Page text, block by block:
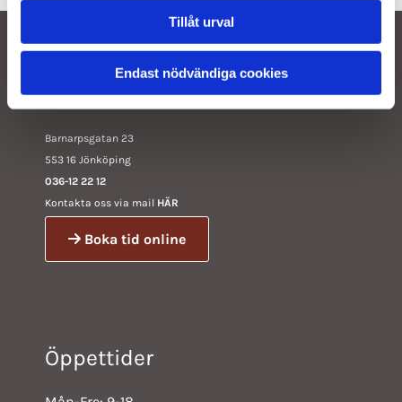
Tillåt urval
Endast nödvändiga cookies
Hårfixarna
Barnarpsgatan 23
553 16 Jönköping
036-12 22 12
Kontakta oss via mail HÄR
Boka tid online
Öppettider